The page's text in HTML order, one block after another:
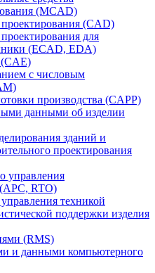
(MCAD)
(CAD)
для
(ECAD, EDA)
(CAE)
с числовым
производства (CAPP)
данными об изделии
зданий и
проектирования
управления
RTO)
техникой
поддержки изделия
(RMS)
и данными компьютерного